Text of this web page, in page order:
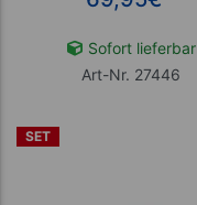
Sofort lieferbar
Art-Nr. 27446
SET